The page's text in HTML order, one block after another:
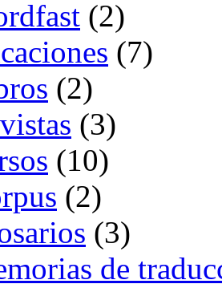
(2)
(7)
(2)
(3)
(10)
(2)
(3)
de